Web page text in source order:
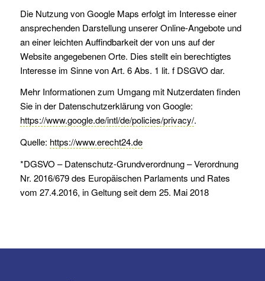
Die Nutzung von Google Maps erfolgt im Interesse einer
ansprechenden Darstellung unserer Online-Angebote und
an einer leichten Auffindbarkeit der von uns auf der
Website angegebenen Orte. Dies stellt ein berechtigtes
Interesse im Sinne von Art. 6 Abs. 1 lit. f DSGVO dar.
Mehr Informationen zum Umgang mit Nutzerdaten finden
Sie in der Datenschutzerklärung von Google:
https://www.google.de/intl/de/policies/privacy/.
Quelle: https://www.erecht24.de
*DGSVO – Datenschutz-Grundverordnung – Verordnung
Nr. 2016/679 des Europäischen Parlaments und Rates
vom 27.4.2016, in Geltung seit dem 25. Mai 2018